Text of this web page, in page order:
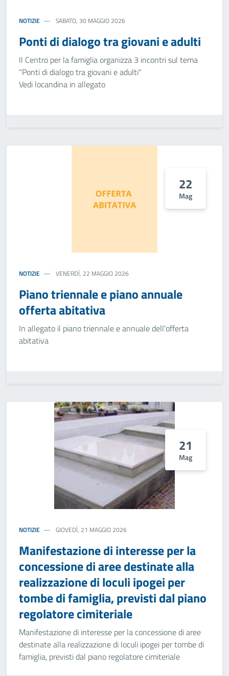
NOTIZIE SABATO, 30 MAGGIO 2026
Ponti di dialogo tra giovani e adulti
Il Centro per la famiglia organizza 3 incontri sul tema
"Ponti di dialogo tra giovani e adulti"
Vedi locandina in allegato
22
Mag
NOTIZIE VENERDÌ, 22 MAGGIO 2026
Piano triennale e piano annuale
offerta abitativa
In allegato il piano triennale e annuale dell'offerta
abitativa
21
Mag
NOTIZIE GIOVEDÌ, 21 MAGGIO 2026
Manifestazione di interesse per la
concessione di aree destinate alla
realizzazione di loculi ipogei per
tombe di famiglia, previsti dal piano
regolatore cimiteriale
Manifestazione di interesse per la concessione di aree
destinate alla realizzazione di loculi ipogei per tombe di
famiglia, previsti dal piano regolatore cimiteriale